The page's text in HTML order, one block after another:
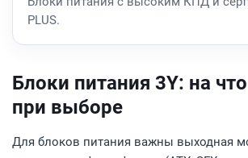
PLUS.
Блоки питания 3Y: на
при выборе
Для блоков питания важны выходная